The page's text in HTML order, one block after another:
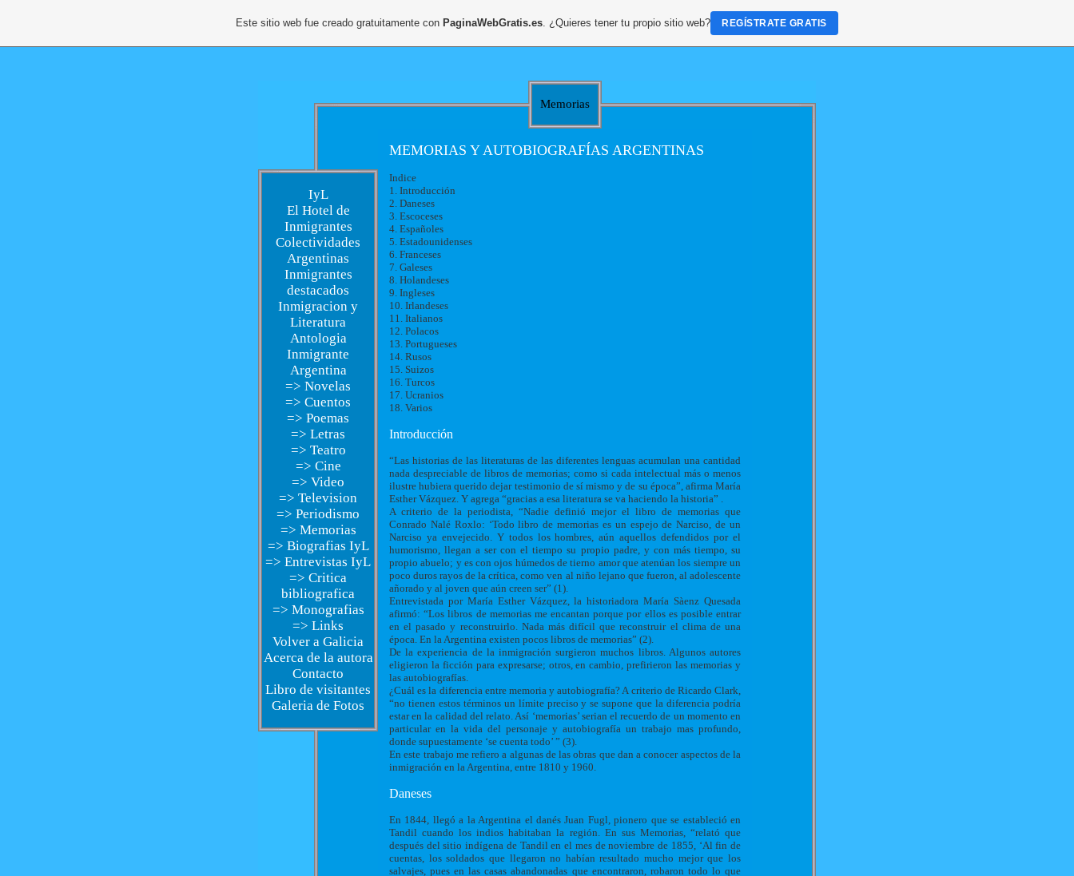
Memorias
IyL
El Hotel de
Inmigrantes
Colectividades
Argentinas
Inmigrantes
destacados
Inmigracion y
Literatura
Antologia
Inmigrante
Argentina
=> Novelas
=> Cuentos
=> Poemas
=> Letras
=> Teatro
=> Cine
=> Video
=> Television
=> Periodismo
=> Memorias
=> Biografias IyL
=> Entrevistas IyL
=> Critica
bibliografica
=> Monografias
=> Links
Volver a Galicia
Acerca de la autora
Contacto
Libro de visitantes
Galeria de Fotos
MEMORIAS Y AUTOBIOGRAFÍAS ARGENTINAS
Indice
1. Introducción
2. Daneses
3. Escoceses
4. Españoles
5. Estadounidenses
6. Franceses
7. Galeses
8. Holandeses
9. Ingleses
10. Irlandeses
11. Italianos
12. Polacos
13. Portugueses
14. Rusos
15. Suizos
16. Turcos
17. Ucranios
18. Varios
Introducción
“Las historias de las literaturas de las diferentes lenguas acumulan una cantidad
nada despreciable de libros de memorias; como si cada intelectual más o menos
ilustre hubiera querido dejar testimonio de sí mismo y de su época”, afirma María
Esther Vázquez. Y agrega “gracias a esa literatura se va haciendo la historia” .
A criterio de la periodista, “Nadie definió mejor el libro de memorias que
Conrado Nalé Roxlo: ‘Todo libro de memorias es un espejo de Narciso, de un
Narciso ya envejecido. Y todos los hombres, aún aquellos defendidos por el
humorismo, llegan a ser con el tiempo su propio padre, y con más tiempo, su
propio abuelo; y es con ojos húmedos de tierno amor que atenúan los siempre un
poco duros rayos de la crítica, como ven al niño lejano que fueron, al adolescente
añorado y al joven que aún creen ser” (1).
Entrevistada por María Esther Vázquez, la historiadora María Sàenz Quesada
afirmó: “Los libros de memorias me encantan porque por ellos es posible entrar
en el pasado y reconstruirlo. Nada más difícil que reconstruir el clima de una
época. En la Argentina existen pocos libros de memorias” (2).
De la experiencia de la inmigración surgieron muchos libros. Algunos autores
eligieron la ficción para expresarse; otros, en cambio, prefirieron las memorias y
las autobiografías.
¿Cuál es la diferencia entre memoria y autobiografía? A criterio de Ricardo Clark,
“no tienen estos términos un límite preciso y se supone que la diferencia podría
estar en la calidad del relato. Así ‘memorias’ serian el recuerdo de un momento en
particular en la vida del personaje y autobiografía un trabajo mas profundo,
donde supuestamente ‘se cuenta todo’ ” (3).
En este trabajo me refiero a algunas de las obras que dan a conocer aspectos de la
inmigración en la Argentina, entre 1810 y 1960.
Daneses
En 1844, llegó a la Argentina el danés Juan Fugl, pionero que se estableció en
Tandil cuando los indios habitaban la región. En sus Memorias, “relató que
después del sitio indígena de Tandil en el mes de noviembre de 1855, ‘Al fin de
cuentas, los soldados que llegaron no habían resultado mucho mejor que los
salvajes, pues en las casas abandonadas que encontraron, robaron todo lo que
Este sitio web fue creado gratuitamente con PaginaWebGratis.es. ¿Quieres tener tu propio sitio web? REGÍSTRATE GRATIS